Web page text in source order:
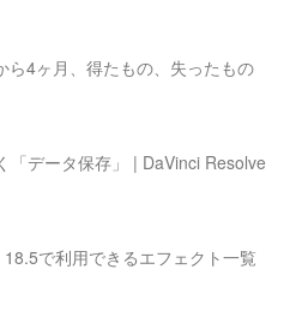
ら4ヶ月、得たもの、失ったもの
「データ保存」 | DaVinci Resolve
で利用できるエフェクト一覧